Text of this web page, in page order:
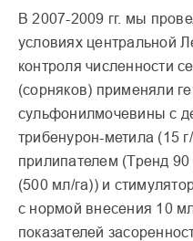
В 2007-2009 гг. мы
условиях центральной
контроля численности
(сорняков) применяли
сульфонилмочевины с
трибенурон-метила (15
прилипателем (Тренд
(500 мл/га)) и
с нормой внесения 10
показателей